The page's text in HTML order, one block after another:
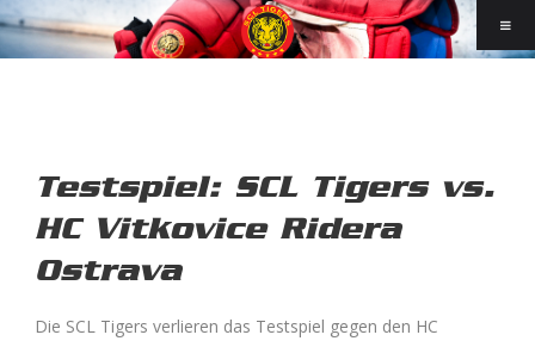
Testspiel: SCL Tigers vs.
HC Vitkovice Ridera
Ostrava
Die SCL Tigers verlieren das Testspiel gegen den HC